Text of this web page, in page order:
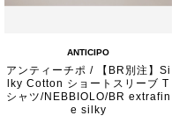
ANTICIPO
アンティーチポ / 【BR別注】Si
lky Cotton ショートスリーブ T
シャツ/NEBBIOLO/BR extrafin
e silky